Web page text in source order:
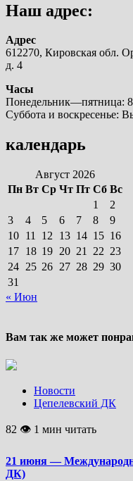
Наш адрес:
Адрес
612270, Кировская обл.
д. 4
Часы
Понедельник—пятница:
Суббота и воскресенье:
календарь
Август 2026
Пн Вт Ср Чт Пт Сб Вс
1
2
3
4 5 6 7 8
9
10 11 12 13 14 15 16
17 18 19 20 21 22 23
24 25 26 27 28 29 30
31
« Июн
Вам так же может
Новости
Цепелевский ДК
82 👁 1 мин читать
21 июня —
ДК)